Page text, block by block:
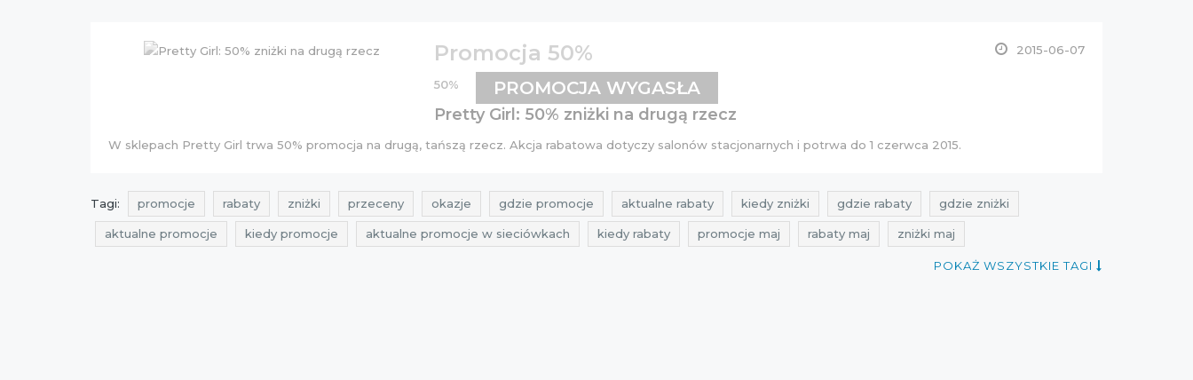
Promocja 50% 2015-06-07
50%
Pretty Girl: 50% zniżki na drugą rzecz
W sklepach Pretty Girl trwa 50% promocja na drugą, tańszą rzecz. Akcja rabatowa dotyczy salonów stacjonarnych i potrwa do 1 czerwca 2015.
PROMOCJA WYGASŁA
Tagi: promocje rabaty zniżki przeceny okazje gdzie promocje aktualne rabaty kiedy zniżki gdzie rabaty gdzie zniżki
aktualne promocje kiedy promocje aktualne promocje w sieciówkach kiedy rabaty promocje maj rabaty maj zniżki maj
okazje maj cała polska
POKAŻ WSZYSTKIE TAGI